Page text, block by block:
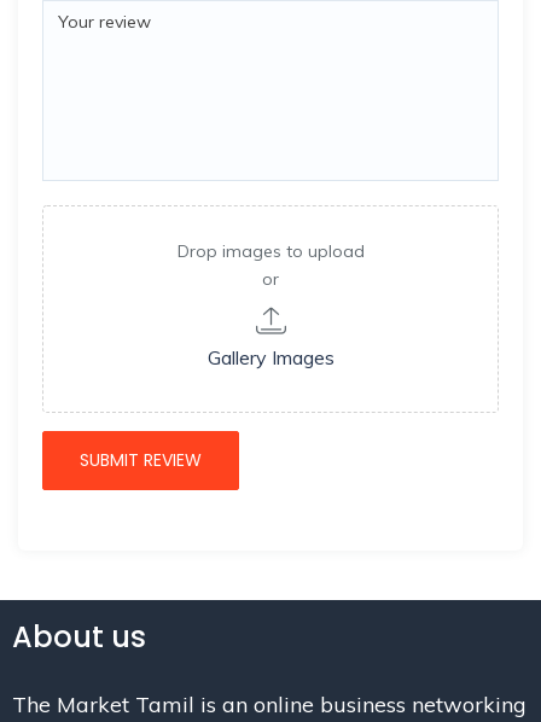
Drop images to upload
or
Gallery Images
About us
The Market Tamil is an online business networking